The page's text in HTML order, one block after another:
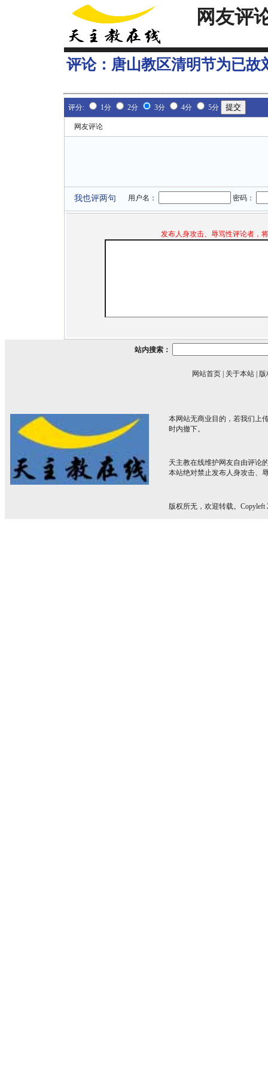
网友评
评论： 唐山教区清明节为已故
评分: 1分 2分 3分 4分 5分
网友评论
我也评两句 用户名： 密码：
发布人身攻击、辱骂性评论者，
站内搜索：
网站首页 关于本站 版
本网站无商业目的，若我们上
时内撤下。
天主教在线维护网友自由评论
本站绝对禁止发布人身攻击、
版权所无，欢迎转载。